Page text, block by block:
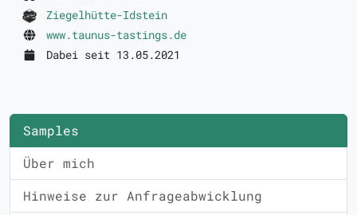
Ziegelhütte-Idstein
www.taunus-tastings.de
Dabei seit 13.05.2021
Samples
Über mich
Hinweise zur Anfrageabwicklung